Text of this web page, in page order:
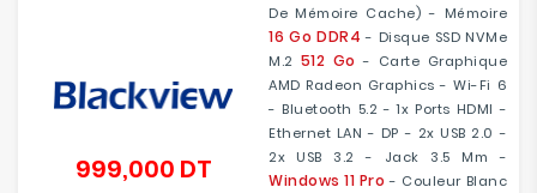
De Mémoire Cache) - Mémoire
16 Go DDR4 - Disque SSD NVMe
M.2 512 Go - Carte Graphique
AMD Radeon Graphics - Wi-Fi 6
- Bluetooth 5.2 - 1x Ports HDMI -
Ethernet LAN - DP - 2x USB 2.0 -
2x USB 3.2 - Jack 3.5 Mm -
Windows 11 Pro - Couleur Blanc
999,000 DTPrix